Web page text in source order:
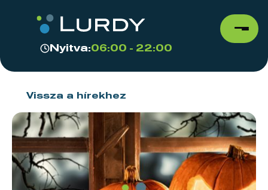
Nyitva:06:00 - 22:00
Vissza a hírekhez